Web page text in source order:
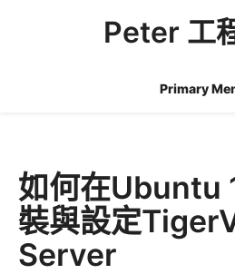
Peter 工
Primary
如何在Ubuntu
裝與設定
Server